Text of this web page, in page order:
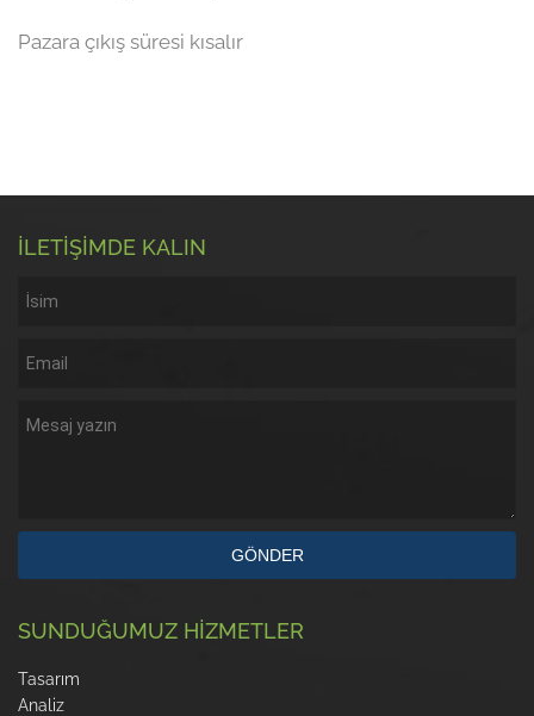
Pazara çıkış süresi kısalır
İLETİŞİMDE KALIN
GÖNDER
SUNDUĞUMUZ HİZMETLER
Tasarım
Analiz